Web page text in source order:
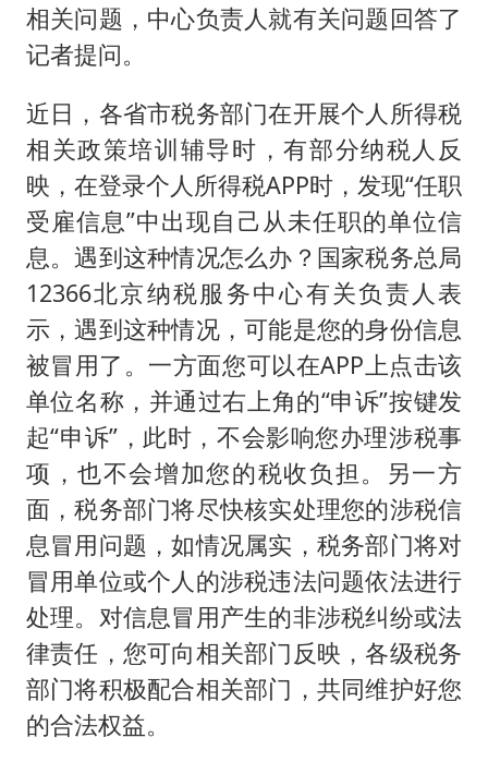
台州《告全体市民书》：非必要不外出
光伏八巨头签署“不低于成本价”倡议
胡彦斌获《歌手2026》歌王
宇树王兴兴被问了360多个问题
79岁老人被城管撞倒后离世案一审开庭
2名小孩玩手机低头幅度近乎折叠
四川宜宾地震网友称睡觉被摇醒
夯实基础开新局
相关问题，中心负责人就有关问题回答了
记者提问。
近日，各省市税务部门在开展个人所得税
相关政策培训辅导时，有部分纳税人反
映，在登录个人所得税APP时，发现“任职
受雇信息”中出现自己从未任职的单位信
息。遇到这种情况怎么办？国家税务总局
12366北京纳税服务中心有关负责人表
示，遇到这种情况，可能是您的身份信息
被冒用了。一方面您可以在APP上点击该
单位名称，并通过右上角的“申诉”按键发
起“申诉”，此时，不会影响您办理涉税事
项，也不会增加您的税收负担。另一方
面，税务部门将尽快核实处理您的涉税信
息冒用问题，如情况属实，税务部门将对
冒用单位或个人的涉税违法问题依法进行
处理。对信息冒用产生的非涉税纠纷或法
律责任，您可向相关部门反映，各级税务
部门将积极配合相关部门，共同维护好您
的合法权益。